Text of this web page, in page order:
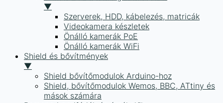
▼
Szerverek, HDD, kábelezés, matricák
Videokamera készletek
Önálló kamerák PoE
Önálló kamerák WiFi
Shield és bővítmények
▼
Shield bővítőmodulok Arduino-hoz
Shield, bővítőmodulok Wemos, BBC, ATtiny és
mások számára